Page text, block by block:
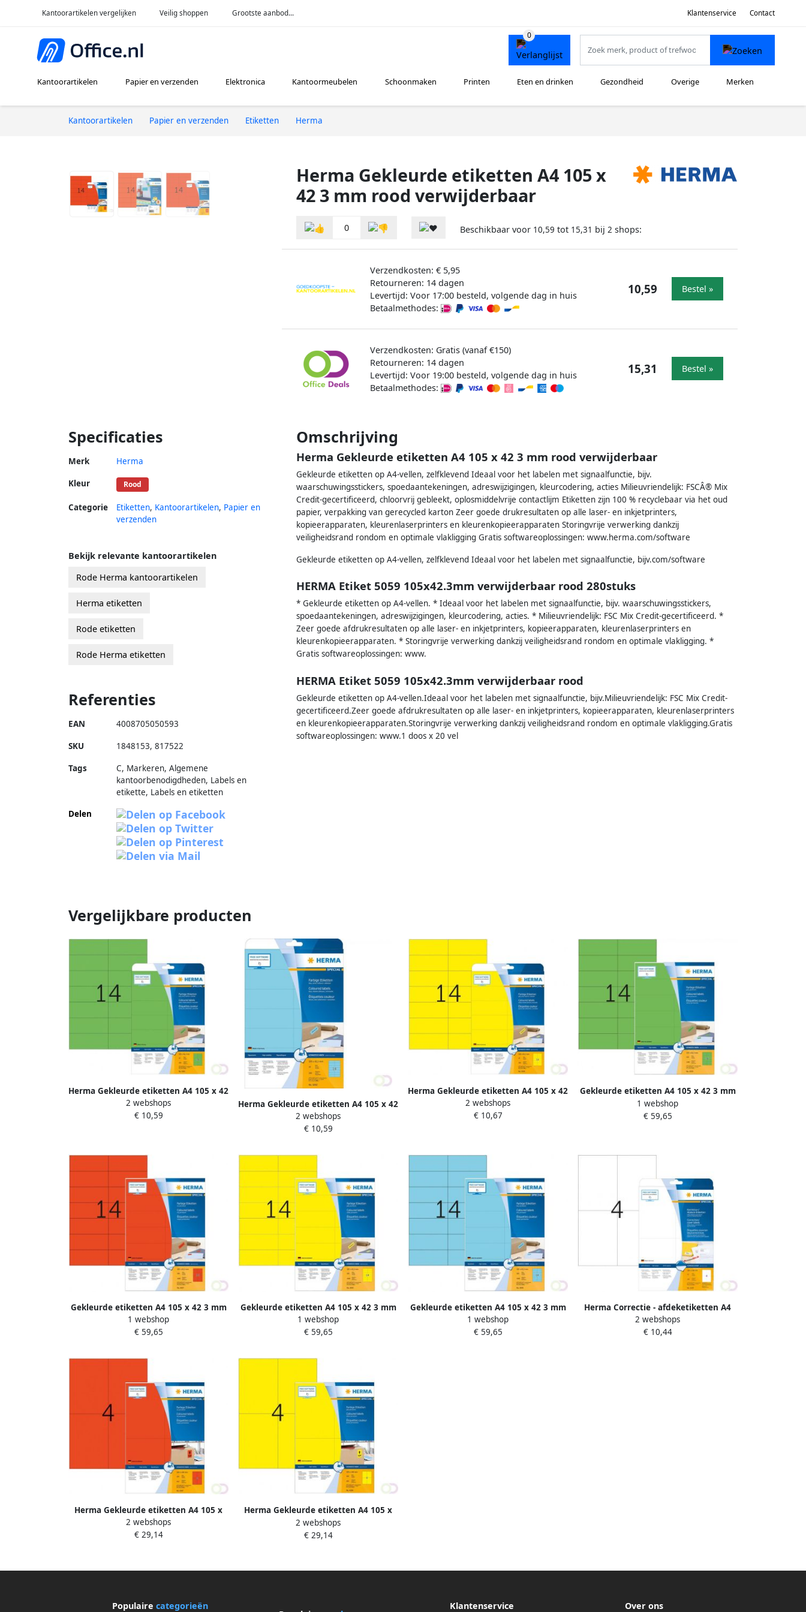
Kantoorartikelen vergelijken Veilig shoppen Grootste aanbod... Klantenservice Contact
Kantoorartikelen Papier en verzenden Elektronica Kantoormeubelen Schoonmaken Printen Eten en drinken Gezondheid Overige Merken
Kantoorartikelen Papier en verzenden Etiketten Herma
Herma Gekleurde etiketten A4 105 x
42 3 mm rood verwijderbaar
0 Beschikbaar voor 10,59 tot 15,31 bij 2 shops:
Verzendkosten: € 5,95
Retourneren: 14 dagen
Levertijd: Voor 17:00 besteld, volgende dag in huis
Betaalmethodes:
10,59 Bestel »
Verzendkosten: Gratis (vanaf €150)
Retourneren: 14 dagen
Levertijd: Voor 19:00 besteld, volgende dag in huis
Betaalmethodes:
15,31 Bestel »
Specificaties
Merk Herma
Kleur Rood
Categorie Etiketten, Kantoorartikelen, Papier en
verzenden
Omschrijving
Herma Gekleurde etiketten A4 105 x 42 3 mm rood verwijderbaar
Gekleurde etiketten op A4-vellen, zelfklevend Ideaal voor het labelen met signaalfunctie, bijv.
waarschuwingsstickers, spoedaantekeningen, adreswijzigingen, kleurcodering, acties Milieuvriendelijk: FSCÂ® Mix
Credit-gecertificeerd, chloorvrij gebleekt, oplosmiddelvrije contactlijm Etiketten zijn 100 % recyclebaar via het oud
papier, verpakking van gerecycled karton Zeer goede drukresultaten op alle laser- en inkjetprinters,
kopieerapparaten, kleurenlaserprinters en kleurenkopieerapparaten Storingvrije verwerking dankzij
veiligheidsrand rondom en optimale vlakligging Gratis softwareoplossingen: www.herma.com/software
Gekleurde etiketten op A4-vellen, zelfklevend Ideaal voor het labelen met signaalfunctie, bijv.com/software
HERMA Etiket 5059 105x42.3mm verwijderbaar rood 280stuks
* Gekleurde etiketten op A4-vellen. * Ideaal voor het labelen met signaalfunctie, bijv. waarschuwingsstickers,
spoedaantekeningen, adreswijzigingen, kleurcodering, acties. * Milieuvriendelijk: FSC Mix Credit-gecertificeerd. *
Zeer goede afdrukresultaten op alle laser- en inkjetprinters, kopieerapparaten, kleurenlaserprinters en
kleurenkopieerapparaten. * Storingvrije verwerking dankzij veiligheidsrand rondom en optimale vlakligging. *
Gratis softwareoplossingen: www.
HERMA Etiket 5059 105x42.3mm verwijderbaar rood
Gekleurde etiketten op A4-vellen.Ideaal voor het labelen met signaalfunctie, bijv.Milieuvriendelijk: FSC Mix Credit-
gecertificeerd.Zeer goede afdrukresultaten op alle laser- en inkjetprinters, kopieerapparaten, kleurenlaserprinters
en kleurenkopieerapparaten.Storingvrije verwerking dankzij veiligheidsrand rondom en optimale vlakligging.Gratis
softwareoplossingen: www.1 doos x 20 vel
Bekijk relevante kantoorartikelen
Rode Herma kantoorartikelen
Herma etiketten
Rode etiketten
Rode Herma etiketten
Referenties
EAN 4008705050593
SKU 1848153, 817522
Tags
C, Markeren, Algemene
kantoorbenodigdheden, Labels en
etikette, Labels en etiketten
Delen
Vergelijkbare producten
Herma Gekleurde etiketten A4 105 x 42
3 mm groen verwijderbaar
2 webshops
€ 10,59
Herma Gekleurde etiketten A4 105 x 42
3 mm blauw verwijderbaar
2 webshops
€ 10,59
Herma Gekleurde etiketten A4 105 x 42
3 mm geel verwijderbaar
2 webshops
€ 10,67
Gekleurde etiketten A4 105 x 42 3 mm
groen permanent hechtend
1 webshop
€ 59,65
Gekleurde etiketten A4 105 x 42 3 mm
rood permanent hechtend
1 webshop
€ 59,65
Gekleurde etiketten A4 105 x 42 3 mm
geel permanent hechtend
1 webshop
€ 59,65
Gekleurde etiketten A4 105 x 42 3 mm
blauw permanent hechtend
1 webshop
€ 59,65
Herma Correctie - afdeketiketten A4
105 x 148 mm wit ondoorzichtig
permanent hecht
2 webshops
€ 10,44
Herma Gekleurde etiketten A4 105 x
148 mm rood permanent hechtend
2 webshops
€ 29,14
Herma Gekleurde etiketten A4 105 x
148 mm geel permanent hechtend
2 webshops
€ 29,14
Populaire categorieën Klantenservice Over ons